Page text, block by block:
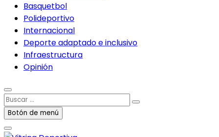
Basquetbol
Polideportivo
Internacional
Deporte adaptado e inclusivo
Infraestructura
Opinión
Buscar
…Botón de menú